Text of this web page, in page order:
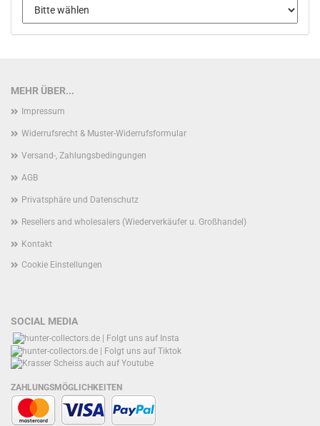
MEHR ÜBER...
Impressum
Widerrufsrecht & Muster-Widerrufsformular
Versand-, Zahlungsbedingungen
AGB
Privatsphäre und Datenschutz
Resellers and wholesalers (Wiederverkäufer u. Großhandel)
Kontakt
Cookie Einstellungen
SOCIAL MEDIA
ZAHLUNGSMÖGLICHKEITEN